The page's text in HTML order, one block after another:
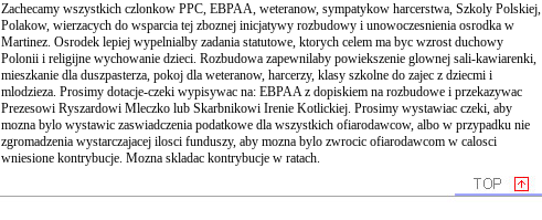
Zachecamy wszystkich czlonkow PPC, EBPAA, weteranow, sympatykow harcerstwa, Szkoly Polskiej,
Polakow, wierzacych do wsparcia tej zboznej inicjatywy rozbudowy i unowoczesnienia osrodka w
Martinez. Osrodek lepiej wypelnialby zadania statutowe, ktorych celem ma byc wzrost duchowy
Polonii i religijne wychowanie dzieci. Rozbudowa zapewnilaby powiekszenie glownej sali-kawiarenki,
mieszkanie dla duszpasterza, pokoj dla weteranow, harcerzy, klasy szkolne do zajec z dziecmi i
mlodzieza. Prosimy dotacje-czeki wypisywac na: EBPAA z dopiskiem na rozbudowe i przekazywac
Prezesowi Ryszardowi Mleczko lub Skarbnikowi Irenie Kotlickiej. Prosimy wystawiac czeki, aby
mozna bylo wystawic zaswiadczenia podatkowe dla wszystkich ofiarodawcow, albo w przypadku nie
zgromadzenia wystarczajacej ilosci funduszy, aby mozna bylo zwrocic ofiarodawcom w calosci
wniesione kontrybucje. Mozna skladac kontrybucje w ratach.